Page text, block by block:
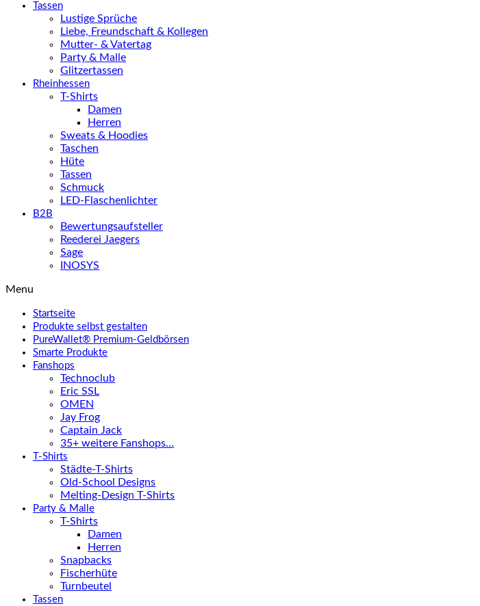
Tassen
Lustige Sprüche
Liebe, Freundschaft & Kollegen
Mutter- & Vatertag
Party & Malle
Glitzertassen
Rheinhessen
T-Shirts
Damen
Herren
Sweats & Hoodies
Taschen
Hüte
Tassen
Schmuck
LED-Flaschenlichter
B2B
Bewertungsaufsteller
Reederei Jaegers
Sage
INOSYS
Menu
Startseite
Produkte selbst gestalten
PureWallet® Premium-Geldbörsen
Smarte Produkte
Fanshops
Technoclub
Eric SSL
OMEN
Jay Frog
Captain Jack
35+ weitere Fanshops…
T-Shirts
Städte-T-Shirts
Old-School Designs
Melting-Design T-Shirts
Party & Malle
T-Shirts
Damen
Herren
Snapbacks
Fischerhüte
Turnbeutel
Tassen